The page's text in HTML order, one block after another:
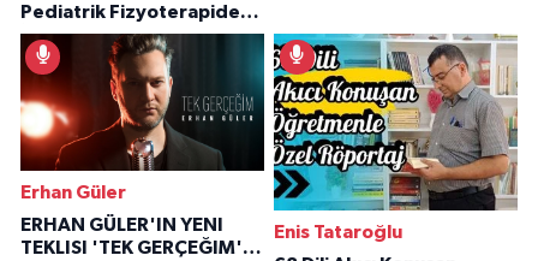
Pediatrik Fizyoterapiden
İlham Veren Hikâyeler
Erhan Güler
ERHAN GÜLER'IN YENI
TEKLISI 'TEK GERÇEĞIM'LE
Enis Tataroğlu